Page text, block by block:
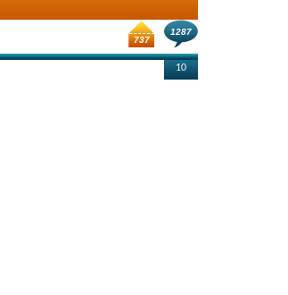
737
1287
10